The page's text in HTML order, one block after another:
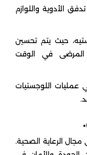
الأدوية واللوازم
حيث يتم تحسين
المرضى في الوقت
عمليات اللوجستيات
الرعاية الصحية.